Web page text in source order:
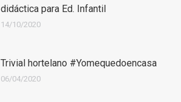
didáctica para Ed. Infantil
14/10/2020
Trivial hortelano #Yomequedoencasa
06/04/2020